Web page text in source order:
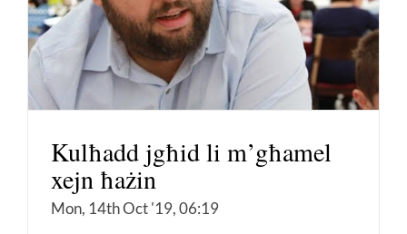
Kulħadd jgħid li m’għamel
xejn ħażin
Mon, 14th Oct '19, 06:19